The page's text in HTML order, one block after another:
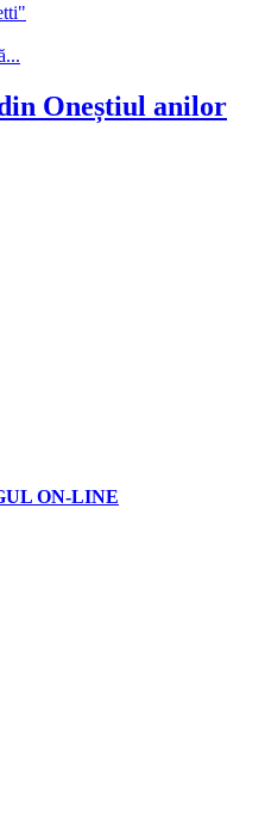
Oneștiul anilor
ON-LINE